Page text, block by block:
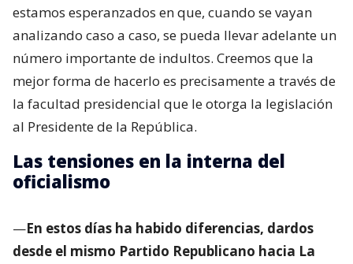
estamos esperanzados en que, cuando se vayan
analizando caso a caso, se pueda llevar adelante un
número importante de indultos. Creemos que la
mejor forma de hacerlo es precisamente a través de
la facultad presidencial que le otorga la legislación
al Presidente de la República.
Las tensiones en la interna del
oficialismo
—En estos días ha habido diferencias, dardos
desde el mismo Partido Republicano hacia La